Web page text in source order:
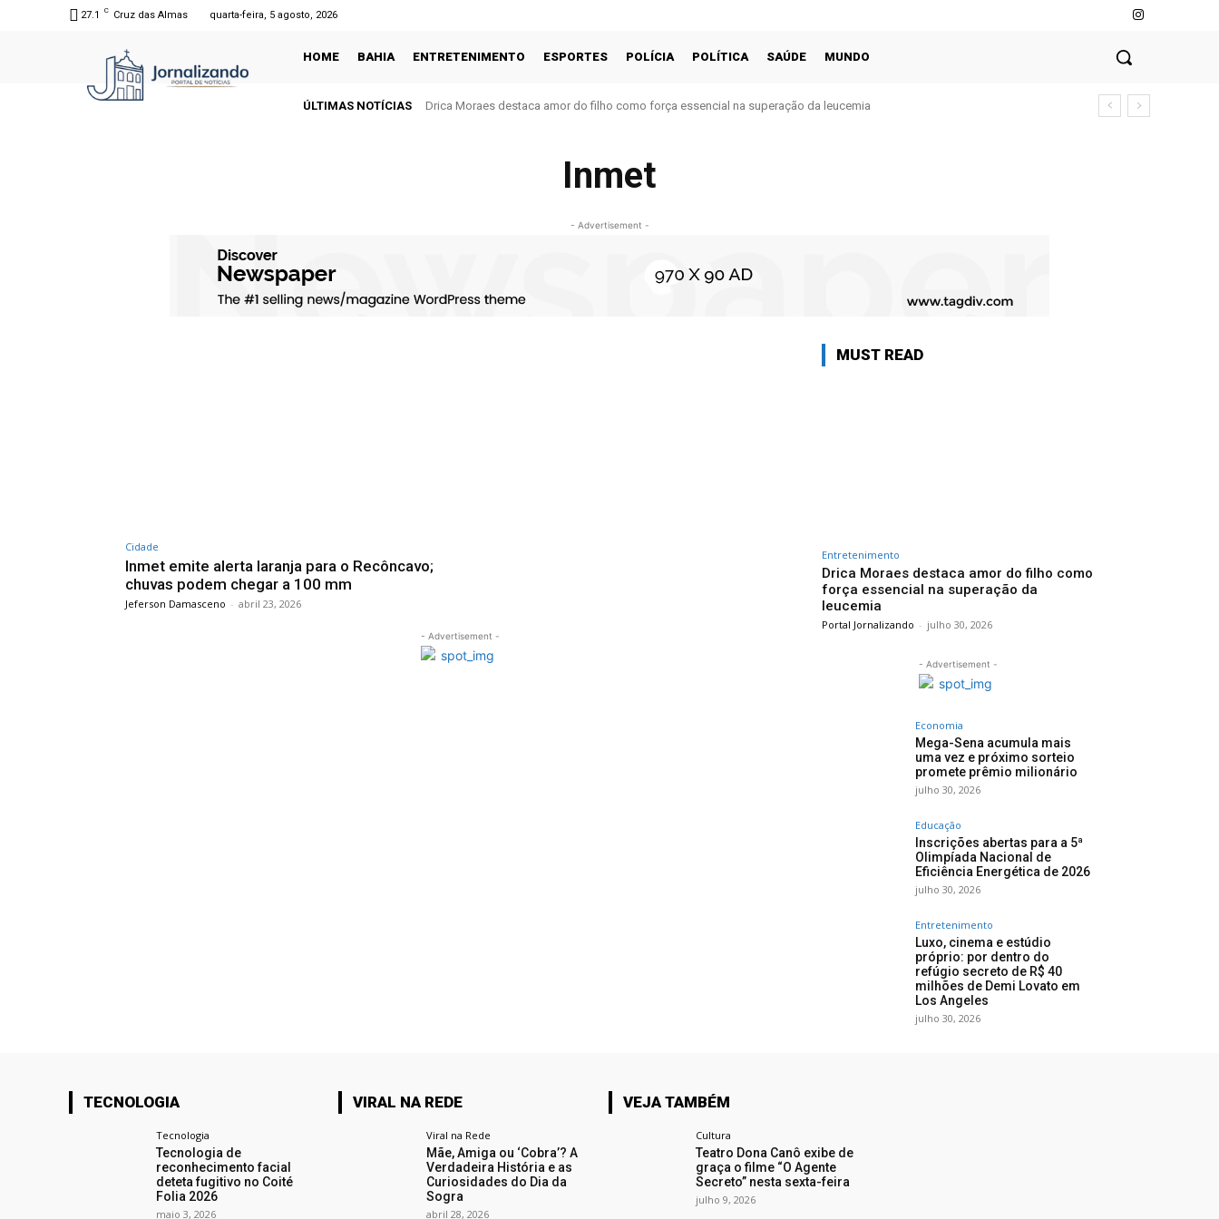
27.1 C Cruz das Almas quarta-feira, 5 agosto, 2026
HOME BAHIA ENTRETENIMENTO ESPORTES POLÍCIA POLÍTICA SAÚDE MUNDO
ÚLTIMAS NOTÍCIAS Drica Moraes destaca amor do filho como força essencial na superação da leucemia
Inmet
- Advertisement -
Cidade
Inmet emite alerta laranja para o Recôncavo;
chuvas podem chegar a 100 mm
Jeferson Damasceno - abril 23, 2026
- Advertisement -
MUST READ
Entretenimento
Drica Moraes destaca amor do filho como
força essencial na superação da
leucemia
Portal Jornalizando - julho 30, 2026
- Advertisement -
Economia
Mega-Sena acumula mais
uma vez e próximo sorteio
promete prêmio milionário
julho 30, 2026
Educação
Inscrições abertas para a 5ª
Olimpíada Nacional de
Eficiência Energética de 2026
julho 30, 2026
Entretenimento
Luxo, cinema e estúdio
próprio: por dentro do
refúgio secreto de R$ 40
milhões de Demi Lovato em
Los Angeles
julho 30, 2026
TECNOLOGIA
Tecnologia
Tecnologia de
reconhecimento facial
deteta fugitivo no Coité
Folia 2026
maio 3, 2026
VIRAL NA REDE
Viral na Rede
Mãe, Amiga ou ‘Cobra’? A
Verdadeira História e as
Curiosidades do Dia da
Sogra
abril 28, 2026
VEJA TAMBÉM
Cultura
Teatro Dona Canô exibe de
graça o filme “O Agente
Secreto” nesta sexta-feira
julho 9, 2026